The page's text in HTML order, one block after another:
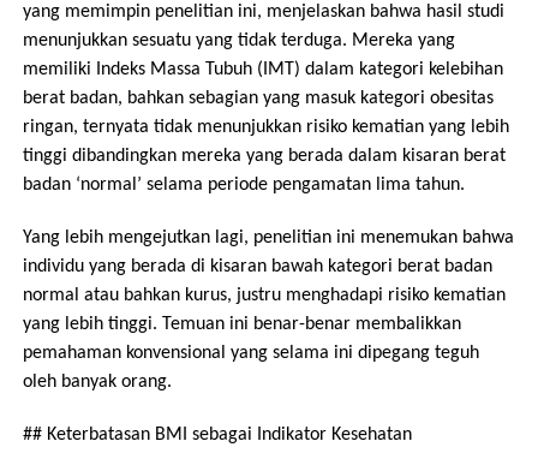
yang memimpin penelitian ini, menjelaskan bahwa hasil studi
menunjukkan sesuatu yang tidak terduga. Mereka yang
memiliki Indeks Massa Tubuh (IMT) dalam kategori kelebihan
berat badan, bahkan sebagian yang masuk kategori obesitas
ringan, ternyata tidak menunjukkan risiko kematian yang lebih
tinggi dibandingkan mereka yang berada dalam kisaran berat
badan ‘normal’ selama periode pengamatan lima tahun.
Yang lebih mengejutkan lagi, penelitian ini menemukan bahwa
individu yang berada di kisaran bawah kategori berat badan
normal atau bahkan kurus, justru menghadapi risiko kematian
yang lebih tinggi. Temuan ini benar-benar membalikkan
pemahaman konvensional yang selama ini dipegang teguh
oleh banyak orang.
## Keterbatasan BMI sebagai Indikator Kesehatan